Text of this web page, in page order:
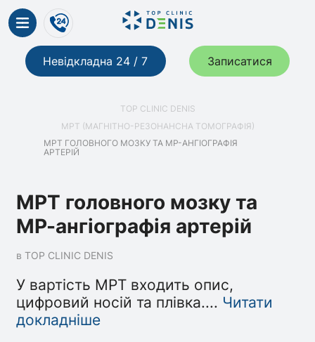
Невідкладна 24 / 7 Записатися
TOP CLINIC DENIS
МРТ (МАГНІТНО-РЕЗОНАНСНА ТОМОГРАФІЯ)
МРТ ГОЛОВНОГО МОЗКУ ТА МР-АНГІОГРАФІЯ
АРТЕРІЙ
МРТ головного мозку та
МР-ангіографія артерій
в TOP CLINIC DENIS
У вартість МРТ входить опис,
цифровий носій та плівка.... Читати
докладніше